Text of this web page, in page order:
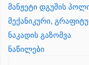
მანჟეტი დგუშის
მექანიკური,
ნაკადის გაზომვა
ნაწილები